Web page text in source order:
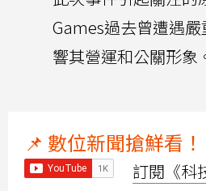
Games過去曾遭遇
響其營運和公關形象
📌 數位新聞搶鮮看！
訂閱《科